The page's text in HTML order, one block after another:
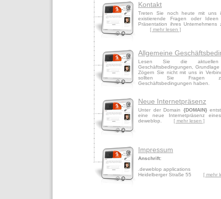
Kontakt
Treten Sie noch heute mit uns
existierende Fragen oder
Präsentation ihres Unternehmens
[ mehr lesen ]
Allgemeine
Lesen Sie die aktuellen
Geschäftsbedingungen,
Zögern Sie nicht mit uns in
sollten Sie Fragen
Geschäftsbedingungen haben.
Neue Internetpräsenz
Unter der Domain {DOMAIN}
eine neue Internetpräsenz
deweblop. [ mehr lesen ]
Impressum
Anschrift:
.deweblop applications
Heidelberger Straße 55 [ mehr